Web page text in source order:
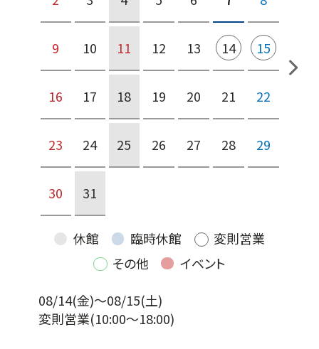
9 10 11 12 13 14 15
16 17 18 19 20 21 22
23 24 25 26 27 28 29
30 31
休館 臨時休館
変則営業
その他
イベント
変則営業(10:00～18:00)
08/14(金)～08/15(土)